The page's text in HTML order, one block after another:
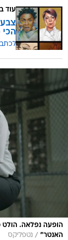
עוד
הופעה נפלאה. הולט
האנטר" / נטפליקס